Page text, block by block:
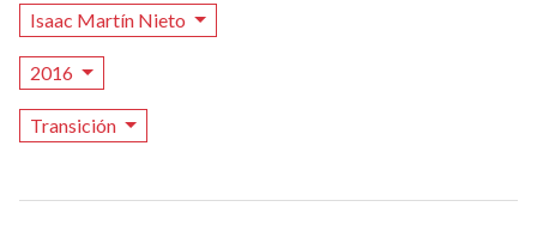
Isaac Martín Nieto
2016
Transición